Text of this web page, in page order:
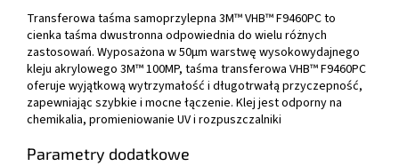
Transferowa taśma samoprzylepna 3M™ VHB™ F9460PC to
cienka taśma dwustronna odpowiednia do wielu różnych
zastosowań. Wyposażona w 50µm warstwę wysokowydajnego
kleju akrylowego 3M™ 100MP, taśma transferowa VHB™ F9460PC
oferuje wyjątkową wytrzymałość i długotrwałą przyczepność,
zapewniając szybkie i mocne łączenie. Klej jest odporny na
chemikalia, promieniowanie UV i rozpuszczalniki
Parametry dodatkowe